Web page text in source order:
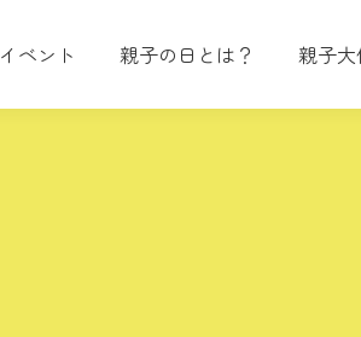
イベント 親子の日とは？ 親子大